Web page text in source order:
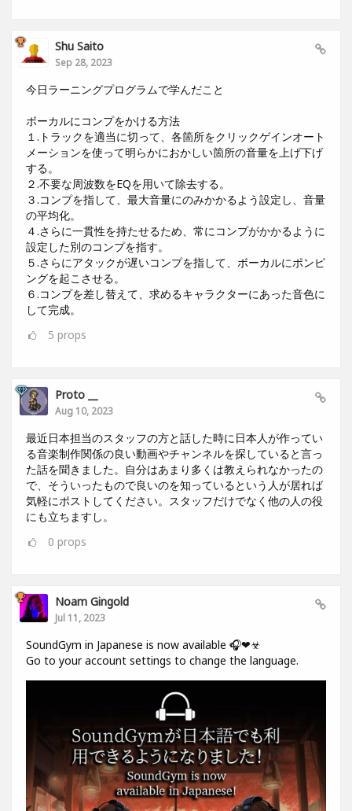
Shu Saito
Sep 28, 2023
今日ラーニングプログラムで学んだこと
ボーカルにコンプをかける方法
１.トラックを適当に切って、各箇所をクリックゲインオート
メーションを使って明らかにおかしい箇所の音量を上げ下げ
する。
２.不要な周波数をEQを用いて除去する。
３.コンプを指して、最大音量にのみかかるよう設定し、音量
の平均化。
４.さらに一貫性を持たせるため、常にコンプがかかるように
設定した別のコンプを指す。
５.さらにアタックが遅いコンプを指して、ボーカルにポンピ
ングを起こさせる。
６.コンプを差し替えて、求めるキャラクターにあった音色に
して完成。
5 props
Proto __
Aug 10, 2023
最近日本担当のスタッフの方と話した時に日本人が作ってい
る音楽制作関係の良い動画やチャンネルを探していると言っ
た話を聞きました。自分はあまり多くは教えられなかったの
で、そういったもので良いのを知っているという人が居れば
気軽にポストしてください。スタッフだけでなく他の人の役
にも立ちますし。
0 props
Noam Gingold
Jul 11, 2023
SoundGym in Japanese is now available 🎧❤☣
Go to your account settings to change the language.